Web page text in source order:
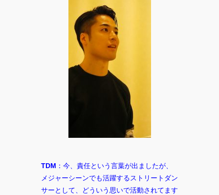
TDM ：今、責任という言葉が出ましたが、
メジャーシーンでも活躍するストリートダン
サーとして、どういう思いで活動されてます